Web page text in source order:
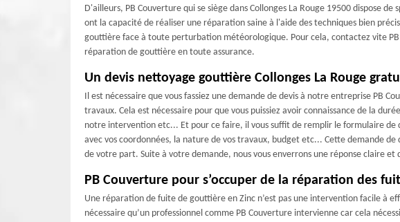
D'ailleurs, PB Couverture qui se siège dans Collonges La Rouge 19500 dispose
ont la capacité de réaliser une réparation saine à l'aide des techniques bien
gouttière face à toute perturbation météorologique. Pour cela, contactez vite
réparation de gouttière en toute assurance.
Un devis nettoyage gouttière Collonges La Rouge
Il est nécessaire que vous fassiez une demande de devis à notre entreprise PB
travaux. Cela est nécessaire pour que vous puissiez avoir connaissance de la
notre intervention etc... Et pour ce faire, il vous suffit de remplir le formulaire de
avec vos coordonnées, la nature de vos travaux, budget etc... Cette demande
de votre part. Suite à votre demande, nous vous enverrons une réponse claire et
PB Couverture pour s’occuper de la réparation des
Une réparation de fuite de gouttière en Zinc n’est pas une intervention facile à
nécessaire qu’un professionnel comme PB Couverture intervienne car cela